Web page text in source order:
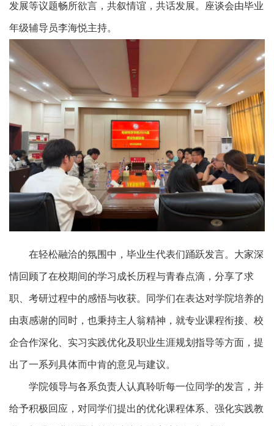
发展等议题畅所欲言，共叙情谊，共话发展。座谈会由毕业
年级辅导员李海悦主持。‌
在轻松融洽的氛围中，毕业生代表们踊跃发言。大家深
情回顾了在校期间的学习成长历程与青春点滴，分享了求
职、考研过程中的感悟与收获。 ‌同学们在表达对学院培养的
由衷感谢的同时，也秉持主人翁精神，就专业课程衔接、校
企合作深化、实习实践优化及职业生涯规划指导等方面，提
出了一系列具体而中肯的意见与建议。‌‌
学院领导与各系负责人认真聆听每一位同学的发言，并
给予积极回应，对同学们提出的优化课程体系、强化实践教